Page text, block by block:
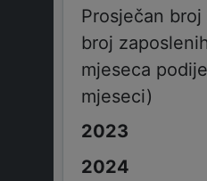
Prosječan
broj
mjeseca
mjeseci)